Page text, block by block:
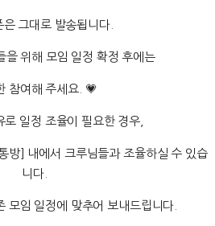
은 그대로 발송됩니다.
을 위해 모임 일정 확정 후에는
참여해 주세요. 💗
로 일정 조율이 필요한 경우,
방] 내에서 크루님들과 조율하실 수 있습
니다.
모임 일정에 맞추어 보내드립니다.